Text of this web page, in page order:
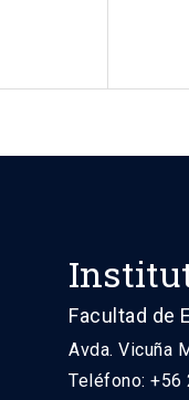
Facultad de
Avda. Vicuña
Teléfono: +56